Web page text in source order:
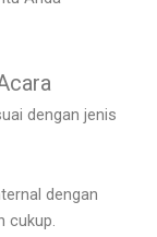
dengan jenis
dengan
cukup.